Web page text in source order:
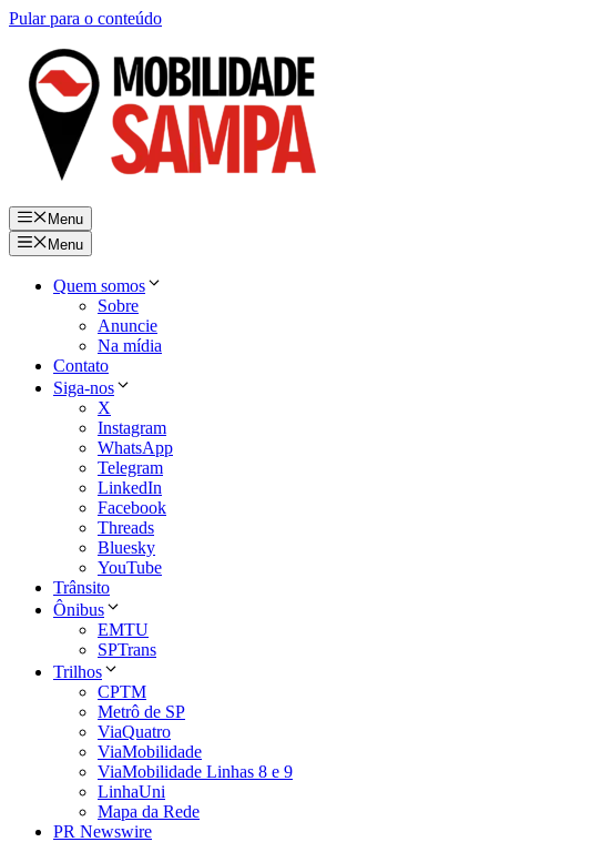
Pular para o conteúdo
Menu
Menu
Quem somos
Sobre
Anuncie
Na mídia
Contato
Siga-nos
X
Instagram
WhatsApp
Telegram
LinkedIn
Facebook
Threads
Bluesky
YouTube
Trânsito
Ônibus
EMTU
SPTrans
Trilhos
CPTM
Metrô de SP
ViaQuatro
ViaMobilidade
ViaMobilidade Linhas 8 e 9
LinhaUni
Mapa da Rede
PR Newswire